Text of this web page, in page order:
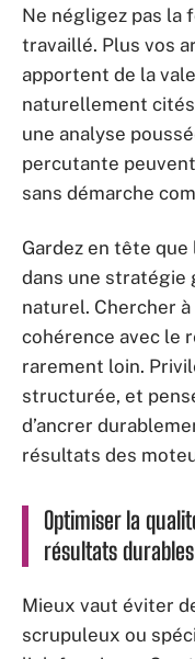
Ne négligez pas la
travaillé. Plus vos
apportent de la
naturellement
une analyse
percutante
sans démarche
Gardez en tête
dans une stratégie
naturel. Chercher
cohérence avec le
rarement loin.
structurée, et
d’ancrer
résultats des
Optimiser la
résultats durables
Mieux vaut éviter
scrupuleux ou